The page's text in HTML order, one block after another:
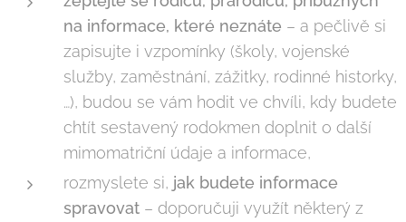
na informace, které neznáte – a pečlivě si
zapisujte i vzpomínky (školy, vojenské
služby, zaměstnání, zážitky, rodinné historky,
…), budou se vám hodit ve chvíli, kdy budete
chtít sestavený rodokmen doplnit o další
mimomatriční údaje a informace,
rozmyslete si, jak budete informace
spravovat – doporučuji využít některý z